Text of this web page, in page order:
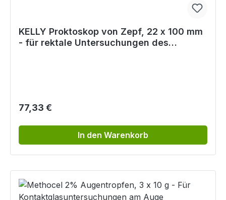
KELLY Proktoskop von Zepf, 22 x 100 mm
- für rektale Untersuchungen des
Regulärer Preis:
77,33 €
In den Warenkorb